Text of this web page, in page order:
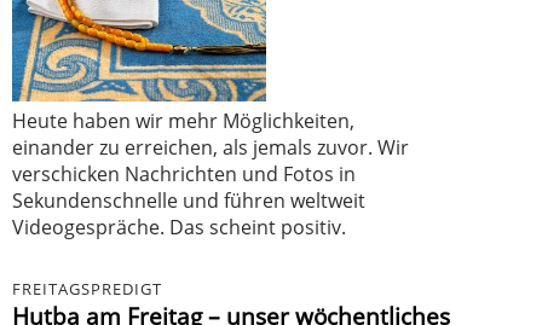
Heute haben wir mehr Möglichkeiten,
einander zu erreichen, als jemals zuvor. Wir
verschicken Nachrichten und Fotos in
Sekundenschnelle und führen weltweit
Videogespräche. Das scheint positiv.
FREITAGSPREDIGT
Hutba am Freitag – unser wöchentliches